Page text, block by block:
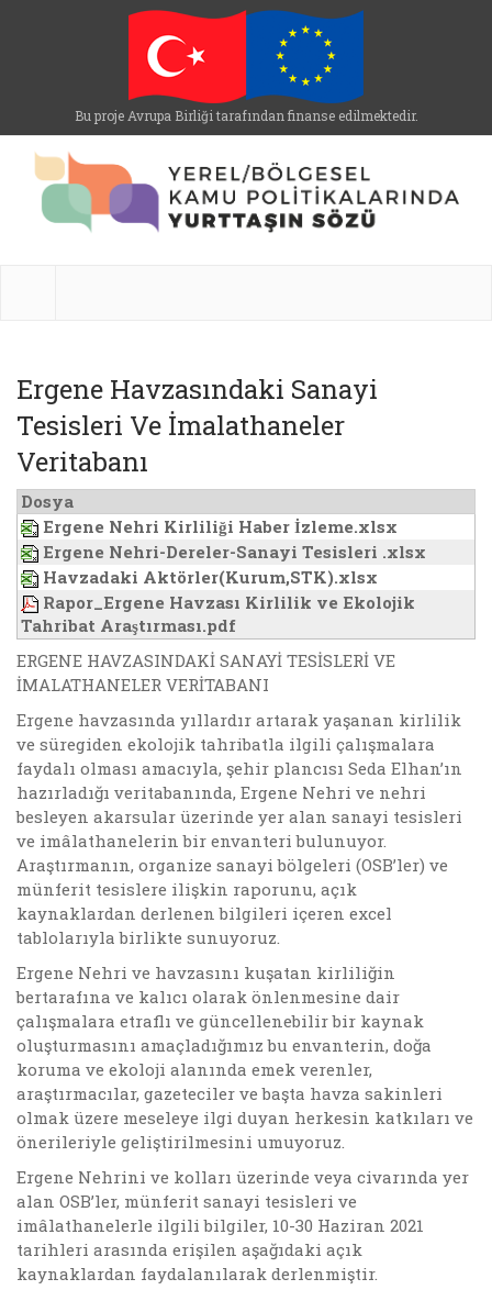
Bu proje Avrupa Birliği tarafından finanse edilmektedir.
Ergene Havzasındaki Sanayi
Tesisleri Ve İmalathaneler
Veritabanı
Dosya
Ergene Nehri Kirliliği Haber İzleme.xlsx
Ergene Nehri-Dereler-Sanayi Tesisleri .xlsx
Havzadaki Aktörler(Kurum,STK).xlsx
Rapor_Ergene Havzası Kirlilik ve Ekolojik
Tahribat Araştırması.pdf
ERGENE HAVZASINDAKİ SANAYİ TESİSLERİ VE
İMALATHANELER VERİTABANI
Ergene havzasında yıllardır artarak yaşanan kirlilik
ve süregiden ekolojik tahribatla ilgili çalışmalara
faydalı olması amacıyla, şehir plancısı Seda Elhan’ın
hazırladığı veritabanında, Ergene Nehri ve nehri
besleyen akarsular üzerinde yer alan sanayi tesisleri
ve imâlathanelerin bir envanteri bulunuyor.
Araştırmanın, organize sanayi bölgeleri (OSB’ler) ve
münferit tesislere ilişkin raporunu, açık
kaynaklardan derlenen bilgileri içeren excel
tablolarıyla birlikte sunuyoruz.
Ergene Nehri ve havzasını kuşatan kirliliğin
bertarafına ve kalıcı olarak önlenmesine dair
çalışmalara etraflı ve güncellenebilir bir kaynak
oluşturmasını amaçladığımız bu envanterin, doğa
koruma ve ekoloji alanında emek verenler,
araştırmacılar, gazeteciler ve başta havza sakinleri
olmak üzere meseleye ilgi duyan herkesin katkıları ve
önerileriyle geliştirilmesini umuyoruz.
Ergene Nehrini ve kolları üzerinde veya civarında yer
alan OSB’ler, münferit sanayi tesisleri ve
imâlathanelerle ilgili bilgiler, 10-30 Haziran 2021
tarihleri arasında erişilen aşağıdaki açık
kaynaklardan faydalanılarak derlenmiştir.